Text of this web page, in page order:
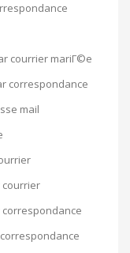
courrier mariГ©e
correspondance
mail
courrier